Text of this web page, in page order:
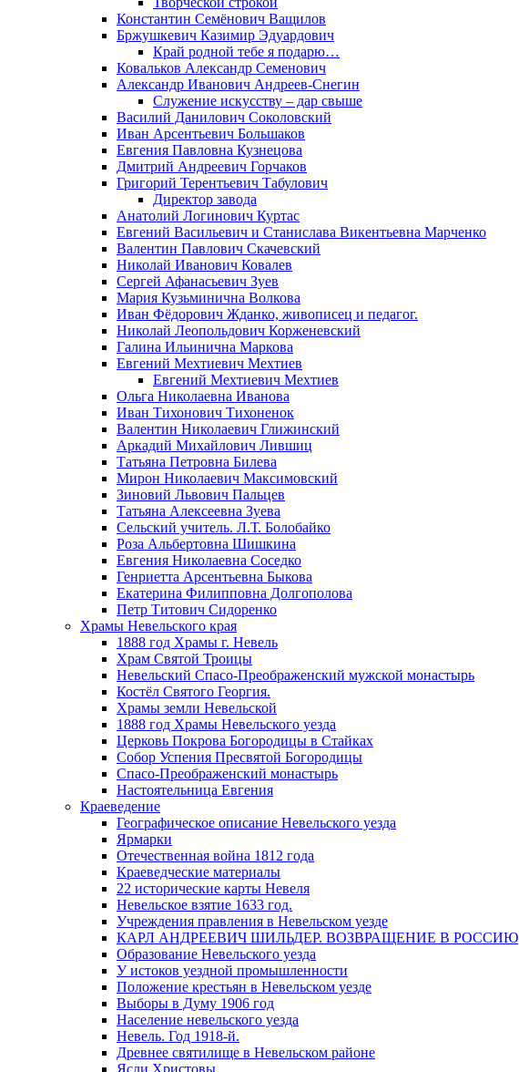
Константин Семёнович Ващилов
Бржушкевич Казимир Эдуардович
Край родной тебе я подарю…
Ковальков Александр Семенович
Александр Иванович Андреев-Снегин
Служение искусству – дар свыше
Василий Данилович Соколовский
Иван Арсентьевич Большаков
Евгения Павловна Кузнецова
Дмитрий Андреевич Горчаков
Григорий Терентьевич Табулович
Директор завода
Анатолий Логинович Куртас
Евгений Васильевич и Станислава Викентьевна Марченко
Валентин Павлович Скачевский
Николай Иванович Ковалев
Сергей Афанасьевич Зуев
Мария Кузьминична Волкова
Иван Фёдорович Жданко, живописец и педагог.
Николай Леопольдович Корженевский
Галина Ильинична Маркова
Евгений Мехтиевич Мехтиев
Евгений Мехтиевич Мехтиев
Ольга Николаевна Иванова
Иван Тихонович Тихоненок
Валентин Николаевич Глижинский
Аркадий Михайлович Лившиц
Татьяна Петровна Билева
Мирон Николаевич Максимовский
Зиновий Львович Пальцев
Татьяна Алексеевна Зуева
Сельский учитель. Л.Т. Болобайко
Роза Альбертовна Шишкина
Евгения Николаевна Соседко
Генриетта Арсентьевна Быкова
Екатерина Филипповна Долгополова
Петр Титович Сидоренко
Храмы Невельского края
1888 год Храмы г. Невель
Храм Святой Троицы
Невельский Спасо-Преображенский мужской монастырь
Костёл Святого Георгия.
Храмы земли Невельской
1888 год Храмы Невельского уезда
Церковь Покрова Богородицы в Стайках
Собор Успения Пресвятой Богородицы
Спасо-Преображенский монастырь
Настоятельница Евгения
Краеведение
Географическое описание Невельского уезда
Ярмарки
Отечественная война 1812 года
Краеведческие материалы
22 исторические карты Невеля
Невельское взятие 1633 год.
Учреждения правления в Невельском уезде
КАРЛ АНДРЕЕВИЧ ШИЛЬДЕР. ВОЗВРАЩЕНИЕ В РОССИЮ
Образование Невельского уезда
У истоков уездной промышленности
Положение крестьян в Невельском уезде
Выборы в Думу 1906 год
Население невельского уезда
Невель. Год 1918-й.
Древнее святилище в Невельском районе
Ясли Христовы